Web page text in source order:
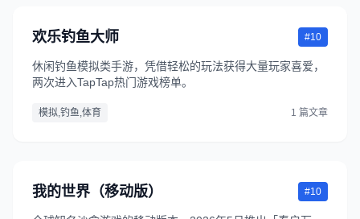
欢乐钓鱼大师 #10
休闲钓鱼模拟类手游，凭借轻松的玩法获得大量玩家喜爱，
两次进入TapTap热门游戏榜单。
模拟,钓鱼,体育 1 篇文章
我的世界（移动版） #10